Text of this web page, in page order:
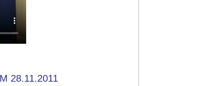
28.11.2011